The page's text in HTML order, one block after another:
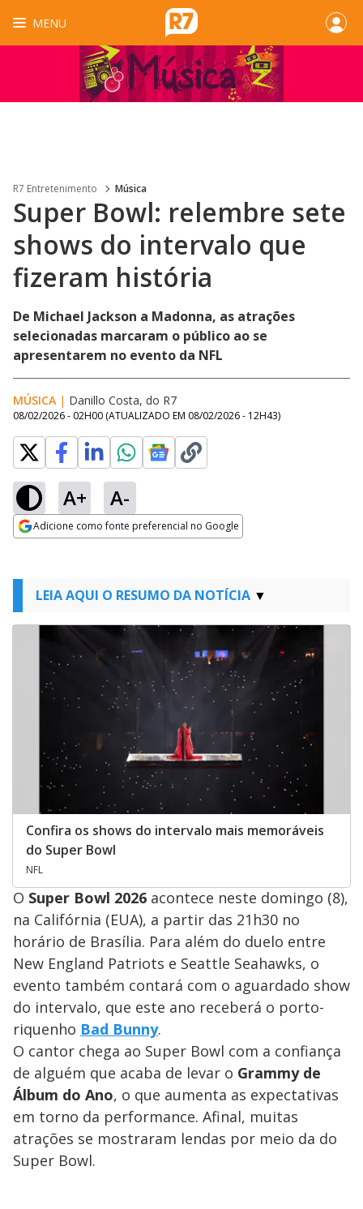
MENU
R7 Entretenimento Música
Super Bowl: relembre sete
shows do intervalo que
fizeram história
De Michael Jackson a Madonna, as atrações
selecionadas marcaram o público ao se
apresentarem no evento da NFL
MÚSICA | Danillo Costa, do R7
08/02/2026 - 02H00 (ATUALIZADO EM 08/02/2026 - 12H43)
A+ A-
Adicione como fonte preferencial no Google
LEIA AQUI O RESUMO DA NOTÍCIA
Confira os shows do intervalo mais memoráveis
do Super Bowl
NFL
O Super Bowl 2026 acontece neste domingo (8),
na Califórnia (EUA), a partir das 21h30 no
horário de Brasília. Para além do duelo entre
New England Patriots e Seattle Seahawks, o
evento também contará com o aguardado show
do intervalo, que este ano receberá o porto-
riquenho Bad Bunny.
O cantor chega ao Super Bowl com a confiança
de alguém que acaba de levar o Grammy de
Álbum do Ano, o que aumenta as expectativas
em torno da performance. Afinal, muitas
atrações se mostraram lendas por meio da do
Super Bowl.